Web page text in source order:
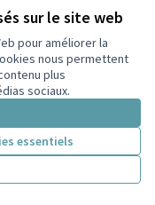
sur le site web
pour améliorer la
nous permettent
plus
sociaux.
essentiels
Licence
(Lien